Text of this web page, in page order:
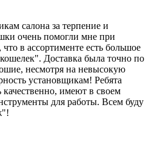
салона за терпение и
очень помогли мне при
в ассортименте есть большое
Доставка была точно по
несмотря на невысокую
установщикам! Ребята
имеют в своем
для работы. Всем буду